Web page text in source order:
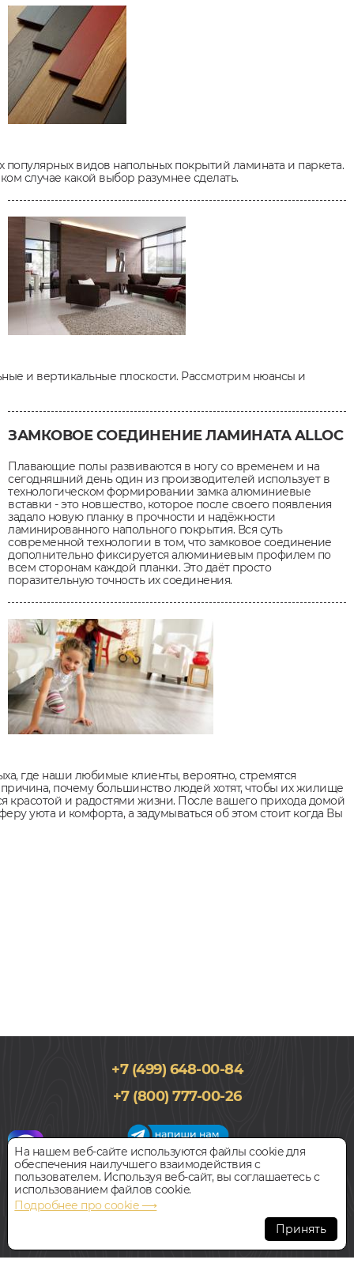
видов напольных покрытий ламината и паркета.
случае какой выбор разумнее сделать.
и вертикальные плоскости. Рассмотрим нюансы и
ЗАМКОВОЕ СОЕДИНЕНИЕ ЛАМИНАТА ALLOC
Плавающие полы развиваются в ногу со временем и на
сегодняшний день один из производителей использует в
технологическом формировании замка алюминиевые
вставки - это новшество, которое после своего появления
задало новую планку в прочности и надёжности
ламинированного напольного покрытия. Вся суть
современной технологии в том, что замковое соединение
дополнительно фиксируется алюминиевым профилем по
всем сторонам каждой планки. Это даёт просто
поразительную точность их соединения.
где наши любимые клиенты, вероятно, стремятся
почему большинство людей хотят, чтобы их жилище
красотой и радостями жизни. После вашего прихода домой
уюта и комфорта, а задумываться об этом стоит когда Вы
+7 (499) 648-00-84
+7 (800) 777-00-26
График работы салона
Пн-Вс с 09:00 до 21:00
Наш адрес:127018, г. Москва,
ул.Складочная, д.1, строение 9
На нашем веб-сайте используются файлы cookie для
обеспечения наилучшего взаимодействия с
пользователем. Используя веб-сайт, вы соглашаетесь с
использованием файлов cookie.
Подробнее про cookie ⟶
Принять